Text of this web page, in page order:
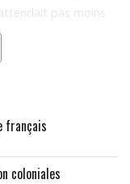
pas moins
français
coloniales